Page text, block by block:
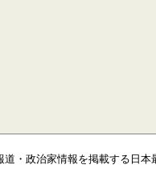
・政治家情報を掲載する日